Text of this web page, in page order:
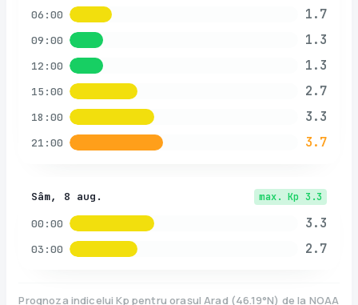
06:00 1.7
09:00 1.3
12:00 1.3
15:00 2.7
18:00 3.3
21:00 3.7
Sâm, 8 aug. max. Kp 3.3
00:00 3.3
03:00 2.7
Prognoza indicelui Kp pentru orașul Arad (46.19°N) de la NOAA